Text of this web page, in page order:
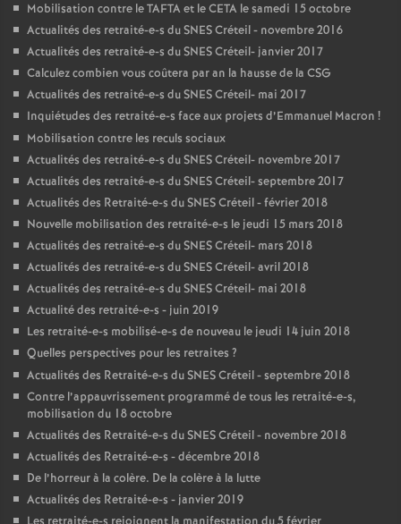
Mobilisation contre leTAFTAet leCETA le samedi 15 octobre
Actualités des retraité-e-s duSNESCréteil - novembre 2016
Actualités des retraité-e-s duSNESCréteil- janvier 2017
Calculez combien vous coûtera par an la hausse de la CSG
Actualités des retraité-e-s duSNESCréteil- mai 2017
Inquiétudes des retraité-e-s face aux projets d’Emmanuel Macron !
Mobilisation contre les reculs sociaux
Actualités des retraité-e-s duSNESCréteil- novembre 2017
Actualités des retraité-e-s duSNESCréteil- septembre 2017
Actualités des Retraité-e-s duSNESCréteil - février 2018
Nouvelle mobilisation des retraité-e-s le jeudi 15 mars 2018
Actualités des retraité-e-s duSNESCréteil- mars 2018
Actualités des retraité-e-s duSNESCréteil- avril 2018
Actualités des retraité-e-s duSNESCréteil- mai 2018
Actualité des retraité-e-s - juin 2019
Les retraité-e-s mobilisé-e-s de nouveau le jeudi 14 juin 2018
Quelles perspectives pour les retraites ?
Actualités des Retraité-e-s duSNESCréteil - septembre 2018
Contre l’appauvrissement programmé de tous les retraité-e-s,
mobilisation du 18 octobre
Actualités des Retraité-e-s duSNESCréteil - novembre 2018
Actualités des Retraité-e-s - décembre 2018
De l’horreur à la colère. De la colère à la lutte
Actualités des Retraité-e-s - janvier 2019